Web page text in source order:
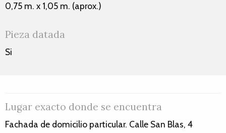
0,75 m. x 1,05 m. (aprox.)
Pieza datada
Si
Lugar exacto donde se encuentra
Fachada de domicilio particular. Calle San Blas, 4